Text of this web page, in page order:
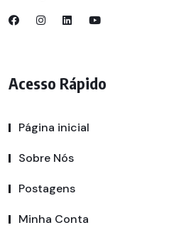
Acesso Rápido
Página inicial
Sobre Nós
Postagens
Minha Conta